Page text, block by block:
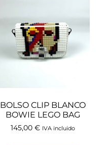
BOLSO CLIP BLANCO
BOWIE LEGO BAG
145,00 € IVA incluido